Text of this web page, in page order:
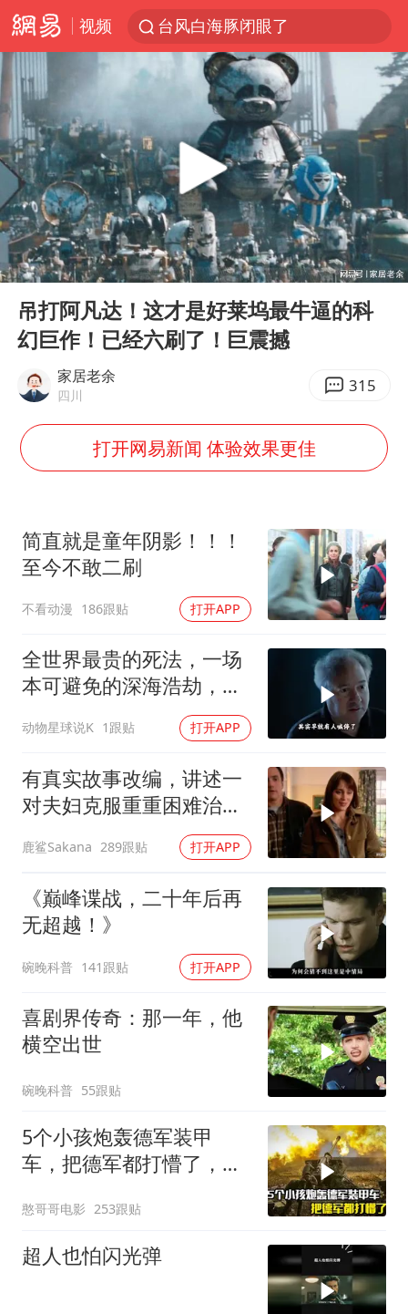
视频
台风白海豚闭眼了
泰国初中生饮弹自尽前开了26枪
云南一地村民过火把节意外灼伤16人
用AI造出新病毒意味着什么
美股创4月份以来最大单周涨幅
王虹邓煜的同学获统计学界诺贝尔奖
宇树王兴兴被问了360多个问题
四川宜宾地震网友称睡觉被摇醒
夯实基础开新局
Play
00:00 09:42
吊打阿凡达！这才是好莱坞最牛逼的科
幻巨作！已经六刷了！巨震撼
家居老余
四川 315
打开网易新闻 体验效果更佳
简直就是童年阴影！！！
至今不敢二刷
不看动漫 186跟贴 打开APP
全世界最贵的死法，一场
本可避免的深海浩劫，
180万一张深海船票，载
着5名追梦人奔赴3800米
深海
动物星球说K 1跟贴 打开APP
有真实故事改编，讲述一
对夫妇克服重重困难治疗
鹿鲨Sakana 289跟贴 打开APP
《巅峰谍战，二十年后再
无超越！》
碗晚科普 141跟贴 打开APP
喜剧界传奇：那一年，他
横空出世
碗晚科普 55跟贴
5个小孩炮轰德军装甲
车，把德军都打懵了，战
憨哥哥电影 253跟贴
超人也怕闪光弹